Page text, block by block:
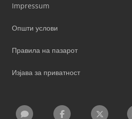
Impressum
Општи услови
Правила на пазарот
Изјава за приватност